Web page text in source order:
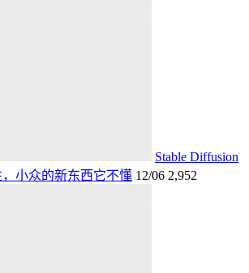
Stable Diffusion
小众的新东西它不懂 12/06 2,952